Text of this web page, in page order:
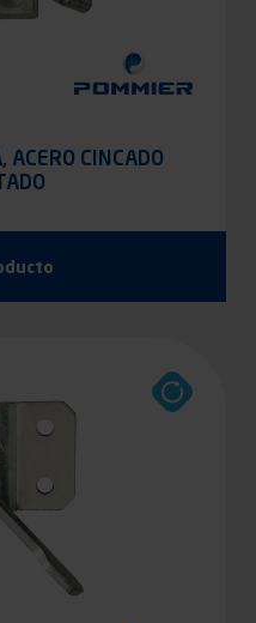
ACERO CINCADO